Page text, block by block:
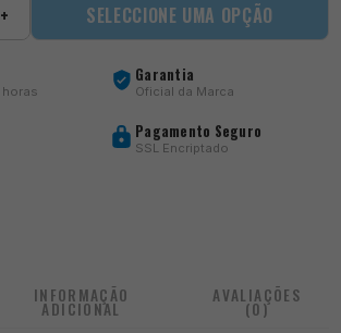
+ SELECCIONE UMA OPÇÃO
Garantia
Oficial da Marca
Pagamento Seguro
SSL Encriptado
INFORMAÇÃO
ADICIONAL
AVALIAÇÕES
(0)